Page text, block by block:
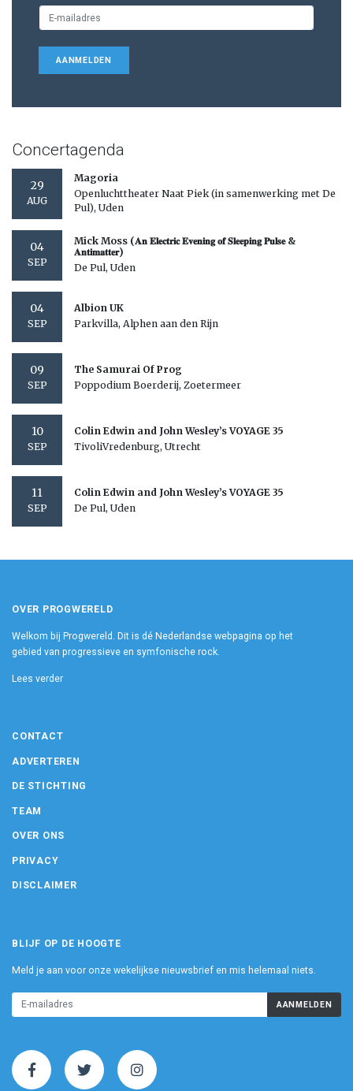
AANMELDEN
Concertagenda
29
AUG
Magoria
Openluchttheater Naat Piek (in samenwerking met De
Pul), Uden
04
SEP
Mick Moss (𝐀𝐧 𝐄𝐥𝐞𝐜𝐭𝐫𝐢𝐜 𝐄𝐯𝐞𝐧𝐢𝐧𝐠 𝐨𝐟 𝐒𝐥𝐞𝐞𝐩𝐢𝐧𝐠 𝐏𝐮𝐥𝐬𝐞 &
𝐀𝐧𝐭𝐢𝐦𝐚𝐭𝐭𝐞𝐫)
De Pul, Uden
04
SEP
Albion UK
Parkvilla, Alphen aan den Rijn
09
SEP
The Samurai Of Prog
Poppodium Boerderij, Zoetermeer
10
SEP
Colin Edwin and John Wesley’s VOYAGE 35
TivoliVredenburg, Utrecht
11
SEP
Colin Edwin and John Wesley’s VOYAGE 35
De Pul, Uden
OVER PROGWERELD
Welkom bij Progwereld. Dit is dé Nederlandse webpagina op het
gebied van progressieve en symfonische rock.
Lees verder
CONTACT
ADVERTEREN
DE STICHTING
TEAM
OVER ONS
PRIVACY
DISCLAIMER
BLIJF OP DE HOOGTE
Meld je aan voor onze wekelijkse nieuwsbrief en mis helemaal niets.
AANMELDEN